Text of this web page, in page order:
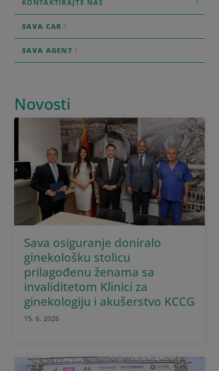
KONTAKTIRAJTE NAS
SAVA CAR
SAVA AGENT
Novosti
Sava osiguranje doniralo
ginekološku stolicu
prilagođenu ženama sa
invaliditetom Klinici za
ginekologiju i akušerstvo KCCG
15. 6. 2026